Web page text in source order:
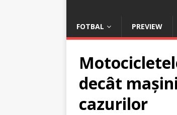
FOTBAL PREVIEW
decât
cazurilor